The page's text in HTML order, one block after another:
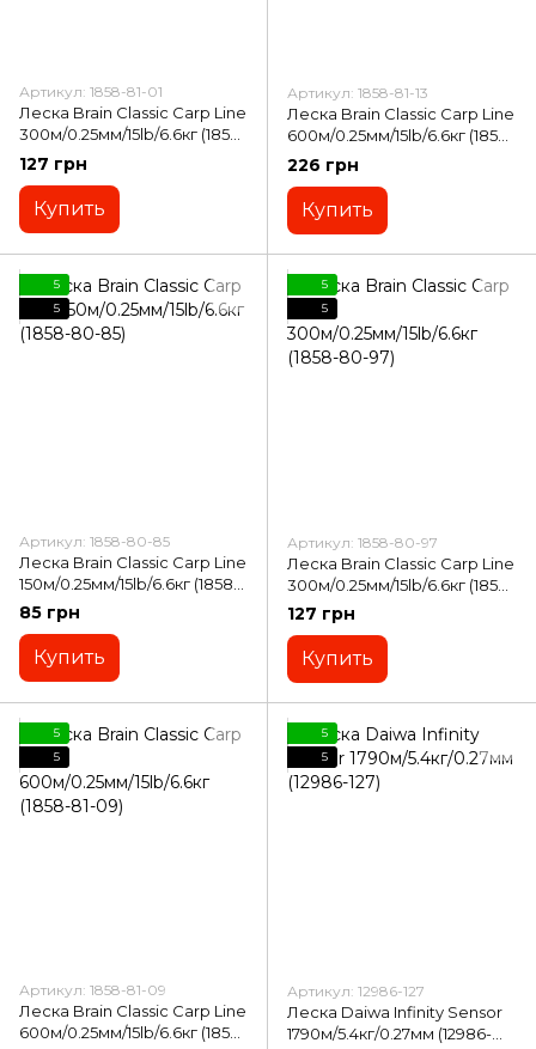
Артикул: 1858-81-01
Леска Brain Classic Carp Line
300м/0.25мм/15lb/6.6кг (1858-
81-01)
127 грн
Купить
Артикул: 1858-81-13
Леска Brain Classic Carp Line
600м/0.25мм/15lb/6.6кг (1858-
81-13)
226 грн
Купить
5
5
Артикул: 1858-80-85
Леска Brain Classic Carp Line
150м/0.25мм/15lb/6.6кг (1858-
80-85)
85 грн
Купить
5
5
Артикул: 1858-80-97
Леска Brain Classic Carp Line
300м/0.25мм/15lb/6.6кг (1858-
80-97)
127 грн
Купить
5
5
Артикул: 1858-81-09
Леска Brain Classic Carp Line
600м/0.25мм/15lb/6.6кг (1858-
5
5
Артикул: 12986-127
Леска Daiwa Infinity Sensor
1790м/5.4кг/0.27мм (12986-